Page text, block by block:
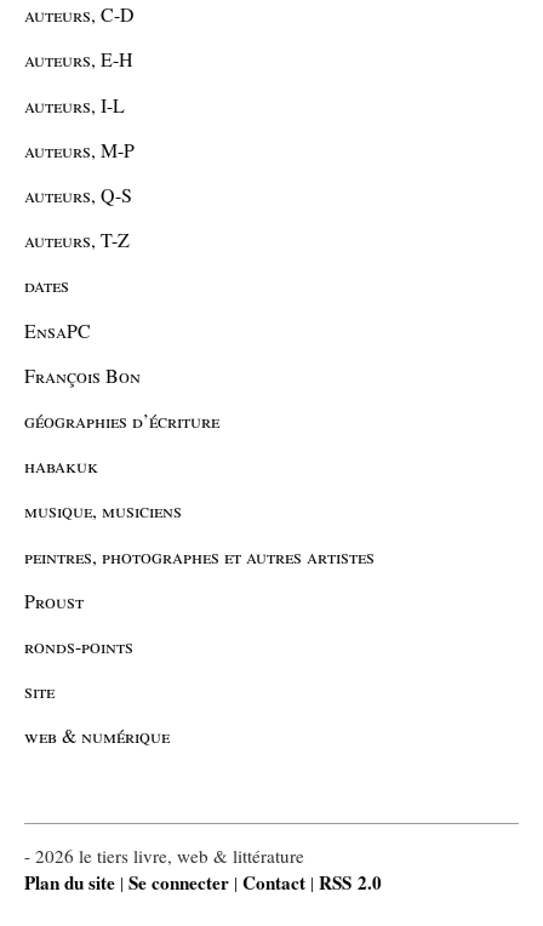
auteurs, C-D
auteurs, E-H
auteurs, I-L
auteurs, M-P
auteurs, Q-S
auteurs, T-Z
dates
EnsaPC
François Bon
géographies d’écriture
habakuk
musique, musiciens
peintres, photographes et autres artistes
Proust
ronds-points
site
web & numérique
- 2026 le tiers livre, web & littérature
Plan du site | Se connecter | Contact | RSS 2.0